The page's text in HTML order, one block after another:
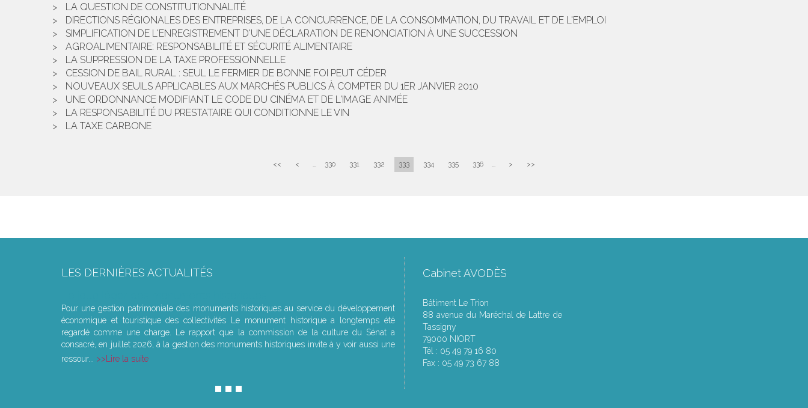
LA QUESTION DE CONSTITUTIONNALITÉ
DIRECTIONS RÉGIONALES DES ENTREPRISES, DE LA CONCURRENCE, DE LA CONSOMMATION, DU TRAVAIL ET DE L'EMPLOI
SIMPLIFICATION DE L'ENREGISTREMENT D'UNE DÉCLARATION DE RENONCIATION À UNE SUCCESSION
AGROALIMENTAIRE: RESPONSABILITÉ ET SÉCURITÉ ALIMENTAIRE
LA SUPPRESSION DE LA TAXE PROFESSIONNELLE
CESSION DE BAIL RURAL : SEUL LE FERMIER DE BONNE FOI PEUT CÉDER
NOUVEAUX SEUILS APPLICABLES AUX MARCHÉS PUBLICS À COMPTER DU 1ER JANVIER 2010
UNE ORDONNANCE MODIFIANT LE CODE DU CINÉMA ET DE L'IMAGE ANIMÉE
LA RESPONSABILITÉ DU PRESTATAIRE QUI CONDITIONNE LE VIN
LA TAXE CARBONE
<< < ... 330 331 332 333 334 335 336 ... > >>
LES DERNIÈRES ACTUALITÉS
Pour une gestion patrimoniale des monuments historiques au service du développement
économique et touristique des collectivités Le monument historique a longtemps été
regardé comme une charge. Le rapport que la commission de la culture du Sénat a
consacré, en juillet 2026, à la gestion des monuments historiques invite à y voir aussi une
ressour...
Lire la suite
Cabinet AVODÈS
Bâtiment Le Trion
88 avenue du Maréchal de Lattre de
Tassigny
79000 NIORT
Tél : 05 49 79 16 80
Fax : 05 49 73 67 88